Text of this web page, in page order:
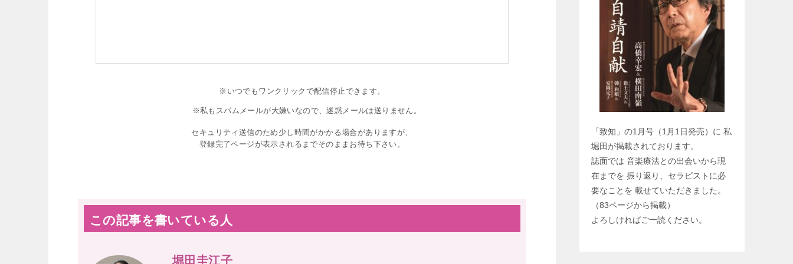
※いつでもワンクリックで配信停止できます。
※私もスパムメールが大嫌いなので、迷惑メールは送りません。
セキュリティ送信のため少し時間がかかる場合がありますが、
登録完了ページが表示されるまでそのままお待ち下さい。
この記事を書いている人
堀田圭江子
「致知」の1月号（1月1日発売）に 私
堀田が掲載されております。
誌面では 音楽療法との出会いから現
在までを 振り返り、セラピストに必
要なことを 載せていただきました。
（83ページから掲載）
よろしければご一読ください。